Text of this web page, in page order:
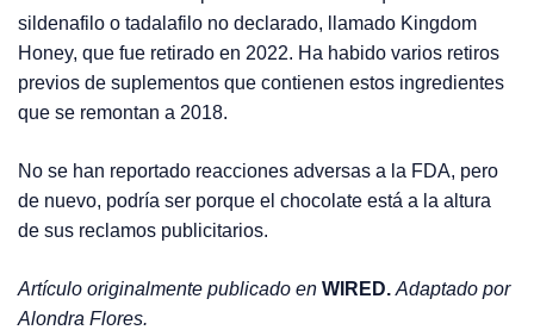
sildenafilo o tadalafilo no declarado, llamado Kingdom
Honey, que fue retirado en 2022. Ha habido varios retiros
previos de suplementos que contienen estos ingredientes
que se remontan a 2018.
No se han reportado reacciones adversas a la FDA, pero
de nuevo, podría ser porque el chocolate está a la altura
de sus reclamos publicitarios.
Artículo originalmente publicado en WIRED. Adaptado por
Alondra Flores.